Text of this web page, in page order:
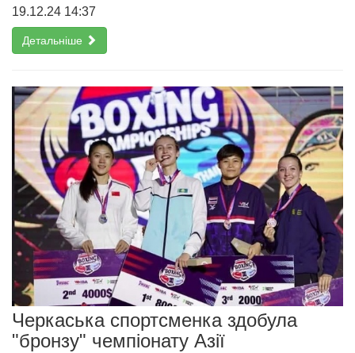
19.12.24 14:37
Детальніше
Черкаська спортсменка здобула
"бронзу" чемпіонату Азії